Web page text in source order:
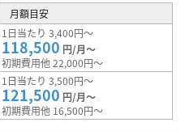
月額目安
1日当たり 3,400円～
118,500 円/月～
初期費用他 22,000円～
1日当たり 3,500円～
121,500 円/月～
初期費用他 16,500円～